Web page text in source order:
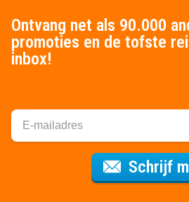
Ontvang net als 90.000
promoties en de tofste
inbox!
Schrijf